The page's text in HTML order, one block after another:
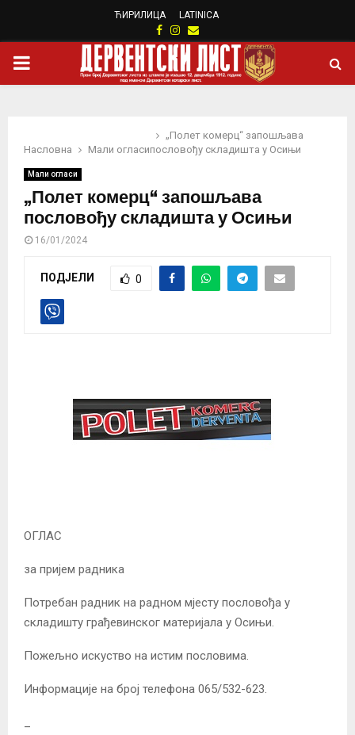
ЋИРИЛИЦА LATINICA
Facebook
Instagram
Email
PRIMARY
Насловна Мали огласи
„Полет комерц“ запошљава
пословођу складишта у Осињи
Мали огласи
„Полет комерц“ запошљава
пословођу складишта у Осињи
16/01/2024
ПОДЈЕЛИ 0
ОГЛАС
за пријем радника
Потребан радник на радном мјесту пословођа у
складишту грађевинског материјала у Осињи.
Пожељно искуство на истим пословима.
Информације на број телефона 065/532-623.